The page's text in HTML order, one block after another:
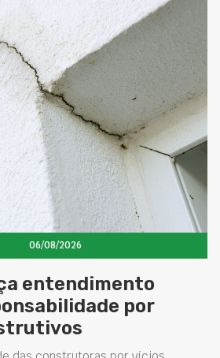
06/08/2026
por